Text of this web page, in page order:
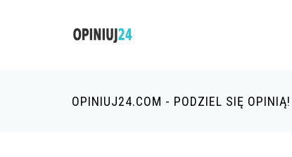
OPINIUJ24.COM - PODZIEL SIĘ OPINIĄ!